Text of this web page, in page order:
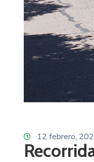
12 febrero,